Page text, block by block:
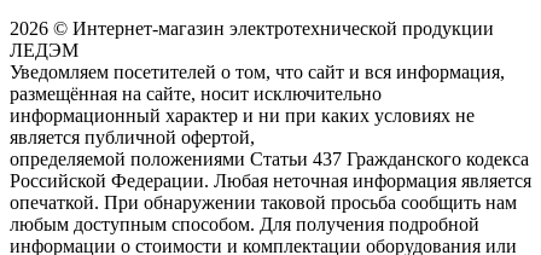
2026 © Интернет-магазин электротехнической продукции
ЛЕДЭМ
Уведомляем посетителей о том, что сайт и вся информация,
размещённая на сайте, носит исключительно
информационный характер и ни при каких условиях не
является публичной офертой,
определяемой положениями Статьи 437 Гражданского кодекса
Российской Федерации. Любая неточная информация является
опечаткой. При обнаружении таковой просьба сообщить нам
любым доступным способом. Для получения подробной
информации о стоимости и комплектации оборудования или